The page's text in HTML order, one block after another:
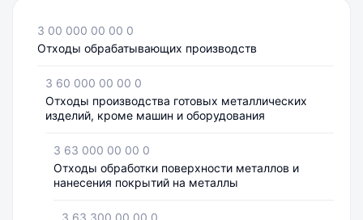
3 00 000 00 00 0
Отходы обрабатывающих производств
3 60 000 00 00 0
Отходы производства готовых металлических
изделий, кроме машин и оборудования
3 63 000 00 00 0
Отходы обработки поверхности металлов и
нанесения покрытий на металлы
3 63 300 00 00 0